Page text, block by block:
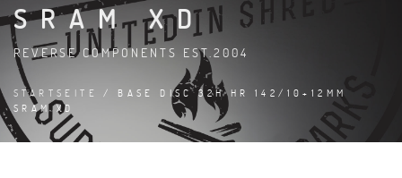
SRAM XD
REVERSE COMPONENTS EST.2004
STARTSEITE
/ BASE DISC 32H HR 142/10+12MM
SRAM XD